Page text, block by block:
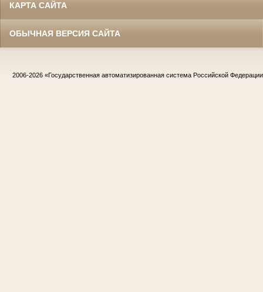
КАРТА САЙТА
ОБЫЧНАЯ ВЕРСИЯ САЙТА
2006-2026 «Государственная автоматизированная система Российской